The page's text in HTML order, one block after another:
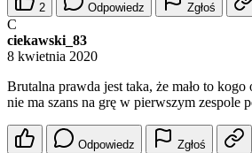
2 Odpowiedz Zgłoś
C
ciekawski_83
8 kwietnia 2020
Brutalna prawda jest taka, że mało to
nie ma szans na grę w pierwszym zespole
Odpowiedz Zgłoś